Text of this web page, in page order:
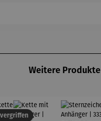
Weitere Produkte